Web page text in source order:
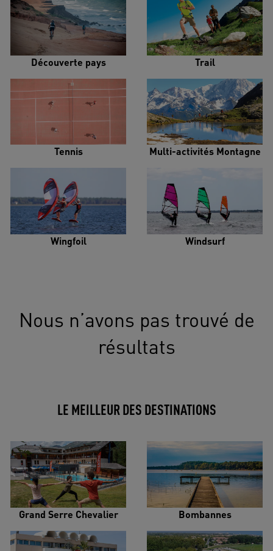
Découverte pays Trail
Tennis Multi-activités Montagne
Wingfoil Windsurf
Nous n’avons pas trouvé de
résultats
LE MEILLEUR DES DESTINATIONS
Grand Serre Chevalier Bombannes